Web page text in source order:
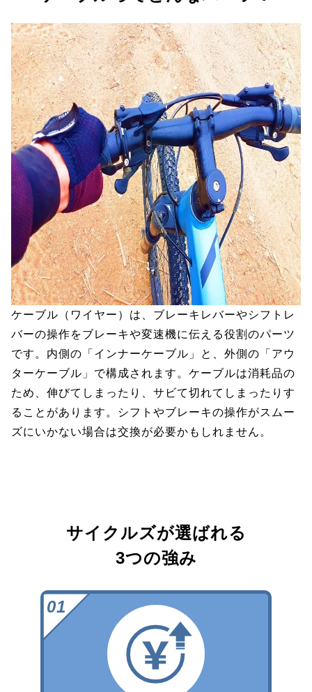
ケーブル（ワイヤー）は、ブレーキレバーやシフトレ
バーの操作をブレーキや変速機に伝える役割のパーツ
です。内側の「インナーケーブル」と、外側の「アウ
ターケーブル」で構成されます。ケーブルは消耗品の
ため、伸びてしまったり、サビて切れてしまったりす
ることがあります。シフトやブレーキの操作がスムー
ズにいかない場合は交換が必要かもしれません。
サイクルズが選ばれる
3つの強み